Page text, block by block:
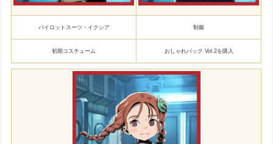
パイロットスーツ・イクシア 制服
初期コスチューム おしゃれパック Vol.2を購入